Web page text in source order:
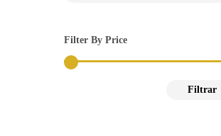
Filter By Price
Filtrar